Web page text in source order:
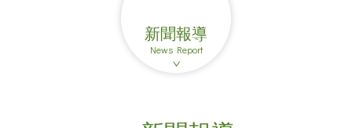
新聞報導
News Report